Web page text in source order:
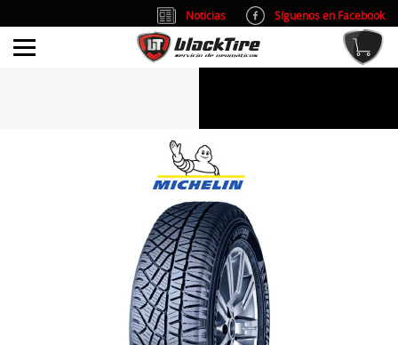
Noticias
Síguenos en Facebook
info@blacktire.es
Atención al cliente: L/V 9:00-14:00 y 15:00-19:00